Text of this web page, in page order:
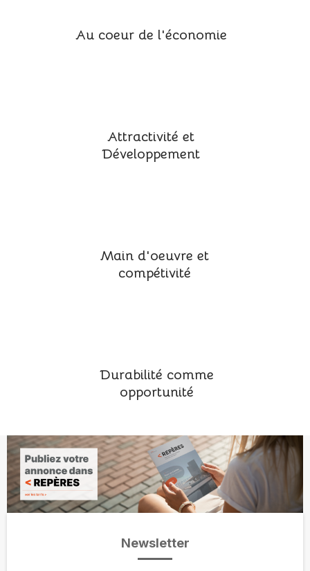
Au coeur de l'économie
Attractivité et
Développement
Main d'oeuvre et
compétivité
Durabilité comme
opportunité
Newsletter